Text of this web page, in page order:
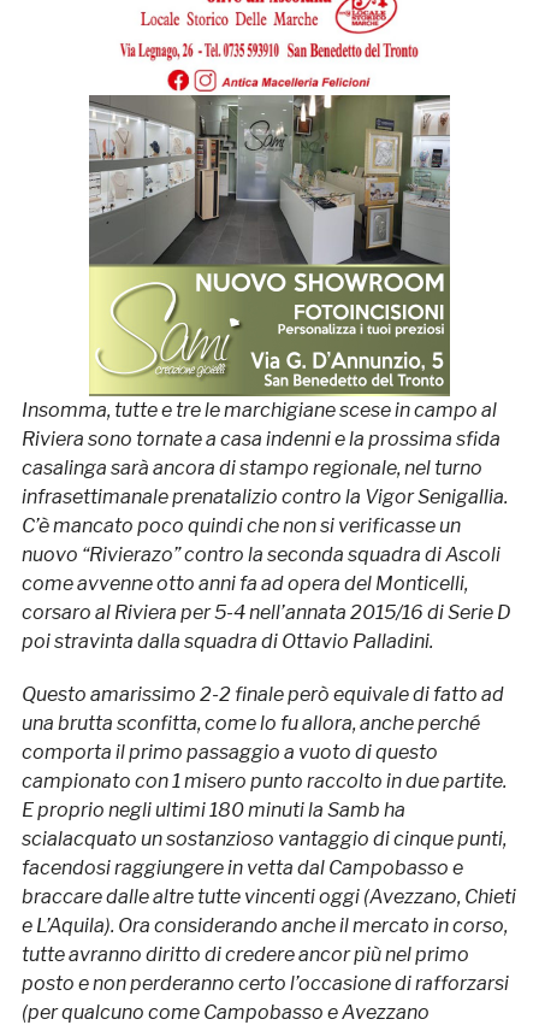
Insomma, tutte e tre le marchigiane scese in campo al
Riviera sono tornate a casa indenni e la prossima sfida
casalinga sarà ancora di stampo regionale, nel turno
infrasettimanale prenatalizio contro la Vigor Senigallia.
C’è mancato poco quindi che non si verificasse un
nuovo “Rivierazo” contro la seconda squadra di Ascoli
come avvenne otto anni fa ad opera del Monticelli,
corsaro al Riviera per 5-4 nell’annata 2015/16 di Serie D
poi stravinta dalla squadra di Ottavio Palladini.
Questo amarissimo 2-2 finale però equivale di fatto ad
una brutta sconfitta, come lo fu allora, anche perché
comporta il primo passaggio a vuoto di questo
campionato con 1 misero punto raccolto in due partite.
E proprio negli ultimi 180 minuti la Samb ha
scialacquato un sostanzioso vantaggio di cinque punti,
facendosi raggiungere in vetta dal Campobasso e
braccare dalle altre tutte vincenti oggi (Avezzano, Chieti
e L’Aquila). Ora considerando anche il mercato in corso,
tutte avranno diritto di credere ancor più nel primo
posto e non perderanno certo l’occasione di rafforzarsi
(per qualcuno come Campobasso e Avezzano